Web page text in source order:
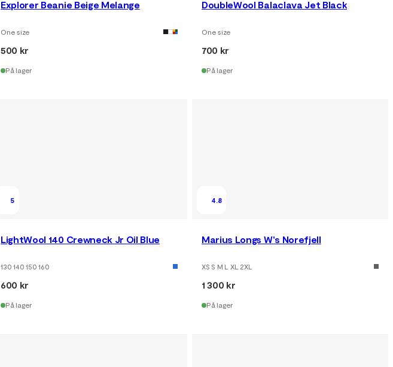
Explorer Beanie Beige Melange
One size
500 kr
På lager
DoubleWool Balaclava Jet Black
One size
700 kr
På lager
5
LightWool 140 Crewneck Jr Oil Blue
130 140 150 160
600 kr
På lager
4.8
Marius Longs W's Norefjell
XS S M L XL 2XL
1 300 kr
På lager